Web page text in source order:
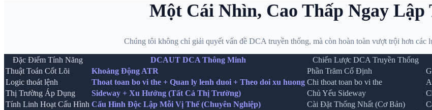
Một Cái Nhìn, Cao Thấp Ngay Lập
Chúng tôi không chỉ giải quyết vấn đề DCA truyền thống, mà còn hoàn toàn vượt trội hơn các
Đặc Điểm Tính Năng DCAUT DCA Thông Minh Chiến Lược DCA Truyền Thống
Thuật Toán Cốt Lõi
Khoảng Động ATR Phần Trăm Cố Định
Logic thoát lệnh
Thoat toan bo vi the + Quan ly lenh duoi + Theo doi xu huong Chi thoat toan bo vi the
Thị Trường Áp Dụng
Sideway + Xu Hướng (Tất Cả Thị Trường) Chủ Yếu Sideway
Tính Linh Hoạt Cấu Hình Cấu Hình Độc Lập Mỗi Vị Thế (Chuyên Nghiệp) Cài Đặt Thống Nhất (Cơ Bản)